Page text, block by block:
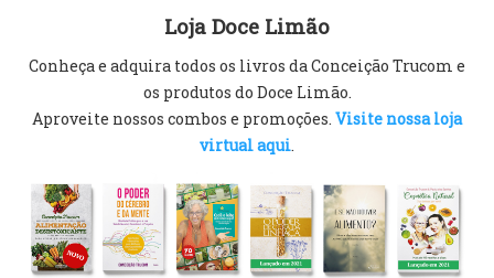
Loja Doce Limão
Conheça e adquira todos os livros da Conceição Trucom e
os produtos do Doce Limão.
Aproveite nossos combos e promoções. Visite nossa loja
virtual aqui.